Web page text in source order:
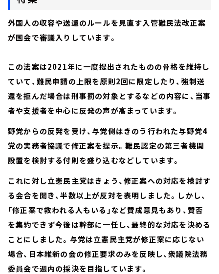
外国人の収容や送還のルールを見直す入管難民法改正案
が国会で審議入りしています。
この法案は2021年に一度提出されたものの骨格を維持し
ていて、難民申請の上限を原則2回に限定したり、強制送
還を拒んだ場合は刑事罰の対象とするなどの内容に、当事
者や支援者を中心に反発の声が高まっています。
野党からの反発を受け、与党側はきのう行われた与野党4
党の実務者協議で修正案を提示。難民認定の第三者機関
設置を検討する付則を盛り込むなどしています。
これに対し立憲民主党はきょう、修正案への対応を検討す
る会合を開き、半数以上が反対を表明しました。しかし、
「修正案で救われる人もいる」など賛成意見もあり、賛否
を集約できず今後は幹部に一任し、最終的な対応を決める
ことにしました。与党は立憲民主党が修正案に応じない
場合、日本維新の会の修正要求のみを反映し、衆議院法務
委員会で週内の採決を目指しています。